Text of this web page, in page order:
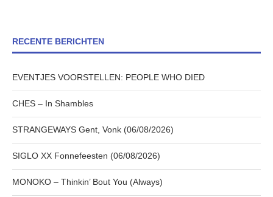
RECENTE BERICHTEN
EVENTJES VOORSTELLEN: PEOPLE WHO DIED
CHES – In Shambles
STRANGEWAYS Gent, Vonk (06/08/2026)
SIGLO XX Fonnefeesten (06/08/2026)
MONOKO – Thinkin’ Bout You (Always)